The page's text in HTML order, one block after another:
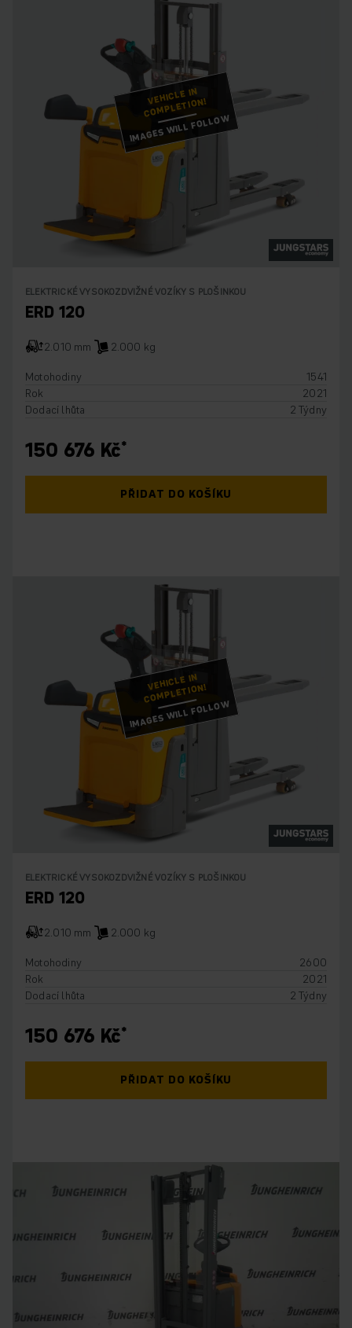
VEHICLE IN
COMPLETION!
IMAGES WILL FOLLOW
ELEKTRICKÉ VYSOKOZDVIŽNÉ VOZÍKY S PLOŠINKOU
ERD 120
2.010 mm
2.000 kg
Motohodiny
1541
Rok
2021
Dodací lhůta
2 Týdny
150 676 Kč
PŘIDAT DO KOŠÍKU
VEHICLE IN
COMPLETION!
IMAGES WILL FOLLOW
ELEKTRICKÉ VYSOKOZDVIŽNÉ VOZÍKY S PLOŠINKOU
ERD 120
2.010 mm
2.000 kg
Motohodiny
2600
Rok
2021
Dodací lhůta
2 Týdny
150 676 Kč
PŘIDAT DO KOŠÍKU